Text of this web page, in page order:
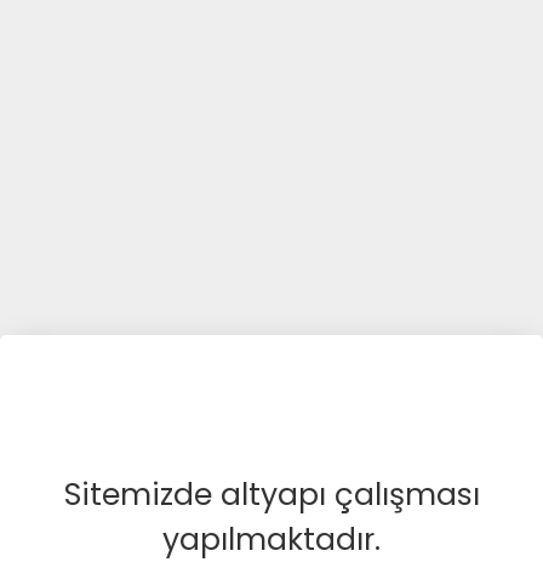
Sitemizde altyapı çalışması
yapılmaktadır.